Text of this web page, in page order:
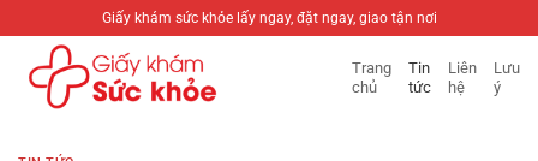
qua
Giấy khám sức khỏe lấy ngay, đặt ngay, giao tận nơi
Trang
chủ
Tin
tức
Liên
hệ
Lưu
ý